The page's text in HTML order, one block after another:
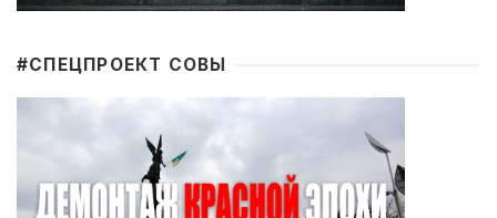
#CПЕЦПРОЕКТ СОВЫ